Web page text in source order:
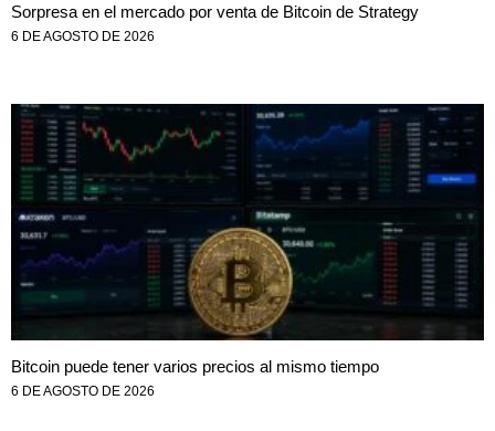
Sorpresa en el mercado por venta de Bitcoin de Strategy
6 DE AGOSTO DE 2026
Bitcoin puede tener varios precios al mismo tiempo
6 DE AGOSTO DE 2026